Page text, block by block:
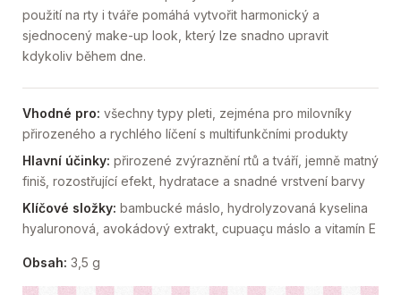
použití na rty i tváře pomáhá vytvořit harmonický a
sjednocený make-up look, který lze snadno upravit
kdykoliv během dne.
Vhodné pro: všechny typy pleti, zejména pro milovníky
přirozeného a rychlého líčení s multifunkčními produkty
Hlavní účinky: přirozené zvýraznění rtů a tváří, jemně matný
finiš, rozostřující efekt, hydratace a snadné vrstvení barvy
Klíčové složky: bambucké máslo, hydrolyzovaná kyselina
hyaluronová, avokádový extrakt, cupuaçu máslo a vitamín E
Obsah: 3,5 g